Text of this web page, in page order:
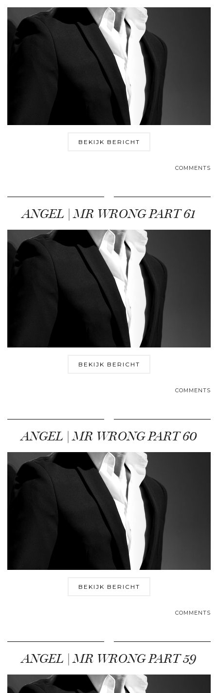
BEKIJK BERICHT
COMMENTS
ANGEL | MR WRONG PART 61
BEKIJK BERICHT
COMMENTS
ANGEL | MR WRONG PART 60
BEKIJK BERICHT
COMMENTS
ANGEL | MR WRONG PART 59